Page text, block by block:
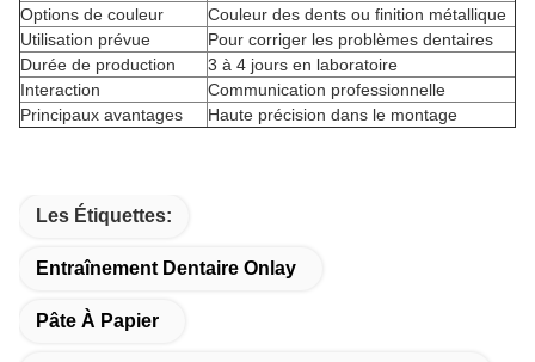
Options de couleur
Couleur des dents ou finition métallique
Utilisation prévue
Pour corriger les problèmes dentaires
Durée de production
3 à 4 jours en laboratoire
Interaction
Communication professionnelle
Principaux avantages
Haute précision dans le montage
Les Étiquettes:
Entraînement Dentaire Onlay
Pâte À Papier